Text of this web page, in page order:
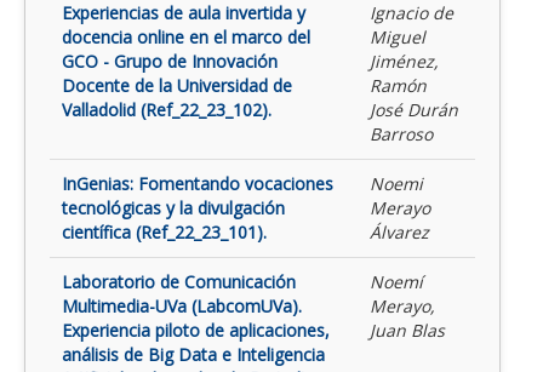
Experiencias de aula invertida y
docencia online en el marco del
GCO - Grupo de Innovación
Docente de la Universidad de
Valladolid (Ref_22_23_102).
Ignacio de
Miguel
Jiménez,
Ramón
José Durán
Barroso
InGenias: Fomentando vocaciones
tecnológicas y la divulgación
científica (Ref_22_23_101).
Noemi
Merayo
Álvarez
Laboratorio de Comunicación
Multimedia-UVa (LabcomUVa).
Experiencia piloto de aplicaciones,
análisis de Big Data e Inteligencia
Noemí
Merayo,
Juan Blas